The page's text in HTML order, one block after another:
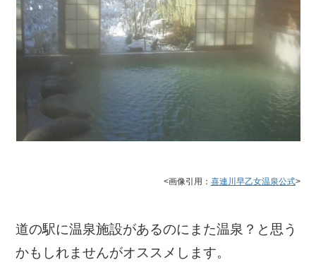
<画像引用： 喜連川早乙女温泉公式>
道の駅に温泉施設があるのにまた温泉？と思う
かもしれませんがオススメします。